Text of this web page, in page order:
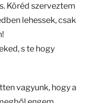
Köréd szerveztem
lehessek, csak
s te hogy
vagyunk, hogy a